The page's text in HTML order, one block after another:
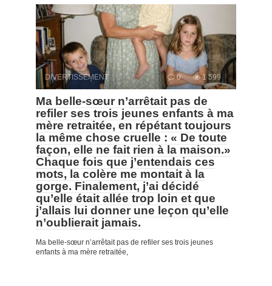
DIVERTISSEMENT 0 1 599
Ma belle-sœur n’arrêtait pas de
refiler ses trois jeunes enfants à ma
mère retraitée, en répétant toujours
la même chose cruelle : « De toute
façon, elle ne fait rien à la maison.»
Chaque fois que j’entendais ces
mots, la colère me montait à la
gorge. Finalement, j’ai décidé
qu’elle était allée trop loin et que
j’allais lui donner une leçon qu’elle
n’oublierait jamais.
Ma belle-sœur n’arrêtait pas de refiler ses trois jeunes
enfants à ma mère retraitée,